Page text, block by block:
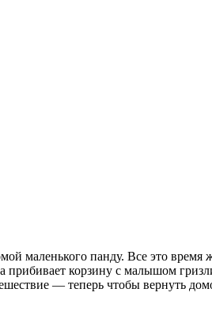
маленького панду. Все это
корзину с малышом
— теперь чтобы вернуть